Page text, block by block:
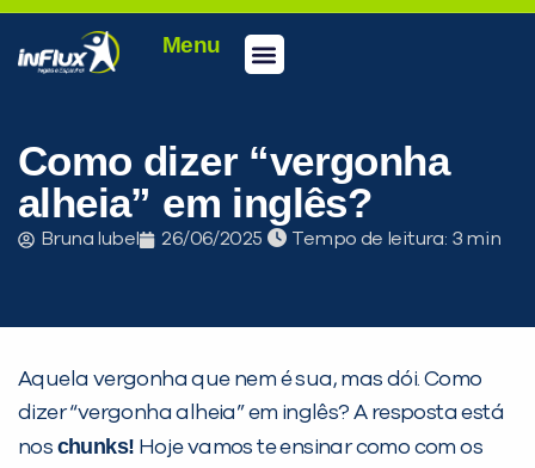
Menu
Como dizer “vergonha
alheia” em inglês?
Bruna Iubel 26/06/2025 Tempo de leitura:
Aquela vergonha que nem é sua, mas dói. Como
dizer “vergonha alheia” em inglês? A resposta está
nos chunks! Hoje vamos te ensinar como com os